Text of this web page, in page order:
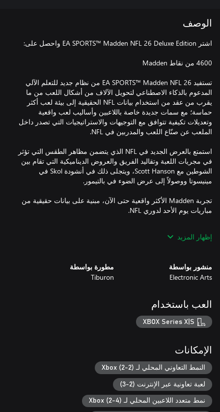
الوصف
تستفيد EA SPORTS™ Madden NFL 26 من نظام جديد للتعلم الآلي
المدعوم بالذكاء الاصطناعي لتحويل الآلاف من أشكال اللعب من ما
يقرب من عقد من استخدام بيانات NFL الحقيقية إلى بيئة لعب أكثر
حماسة؛ مع سمات جديدة خاصة باللاعبين وأساليب لعب واقعية
وتعديلات تكيفية تتوافق مع التوجيهات والاستراتيجيات التي تصدر داخل
استمتع بالعرض الجديد في NFL الذي يتضمن مظاهر الطقس التي تؤثر
في مجريات اللعبة وتقاليد الفريق والعروض الديناميكية التي تقام بين
الشوطين مع Scott Hanson، ويتجلى ذلك في أنشودة Skol في
تجربة Madden الأكثر واقعية حتى الآن، مبنية على بيانات حقيقية من
تحديثات على تشكيلات الفرق حسب المراكز، وأدوار تمركز جديدة
وفقاً لشدة ظروف الطقس، فإنه يمكن أن يغيّر مجريات اللعب بالكامل
ويعطل خطتك الأصلية للمباراة. تكيف مع التحديات الجديدة مثل الرؤية
المحدودة داخل الملعب في الثلج والضباب الكثيفين، أو الظروف
الرطبة التي ستؤثر مباشرة على حركة اللاعبين، والقدرة على التحمل،
إظهار المزيد
منشور بواسطة
Electronic Arts
مطورة بواسطة
Tiburon
العب باستخدام
XBOX Series X|S
الإمكانات
النمط التعاوني المحلي لـ Xbox (2-2)
لعبة تعاونية عبر الإنترنت (2-3)
نمط متعدد اللاعبين المحلي لـ Xbox (2-4)